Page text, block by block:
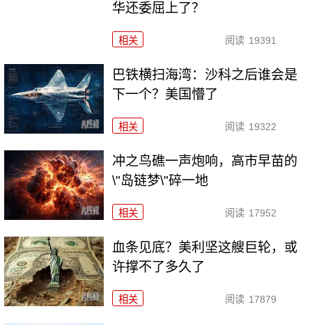
华还委屈上了？
相关 阅读 19391
巴铁横扫海湾：沙科之后谁会是
下一个？美国懵了
相关 阅读 19322
冲之鸟礁一声炮响，高市早苗的
\"岛链梦\"碎一地
相关 阅读 17952
血条见底？美利坚这艘巨轮，或
许撑不了多久了
相关 阅读 17879